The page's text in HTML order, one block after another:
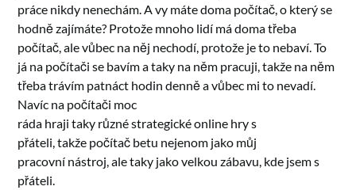
práce nikdy nenechám. A vy máte doma počítač, o který se
hodně zajímáte? Protože mnoho lidí má doma třeba
počítač, ale vůbec na něj nechodí, protože je to nebaví. To
já na počítači se bavím a taky na něm pracuji, takže na něm
třeba trávím patnáct hodin denně a vůbec mi to nevadí.
Navíc na počítači moc
ráda hraji taky různé strategické online hry s
přáteli, takže počítač betu nejenom jako můj
pracovní nástroj, ale taky jako velkou zábavu, kde jsem s
přáteli.